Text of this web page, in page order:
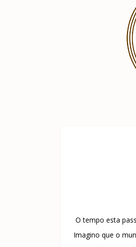
O tempo esta
Imagino que o